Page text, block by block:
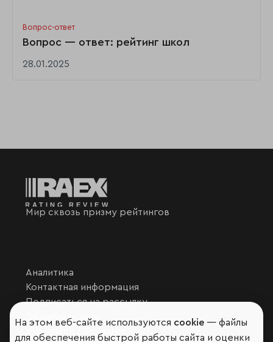
Вопрос-ответ
Вопрос — ответ: рейтинг школ
28.01.2025
Мир сквозь призму рейтингов
Аналитика
Контактная информация
Подписаться на рассылку
Обратная связь
Участники рэнкингов
На этом веб-сайте используются cookie — файлы
для обеспечения быстрой работы сайта и оценки